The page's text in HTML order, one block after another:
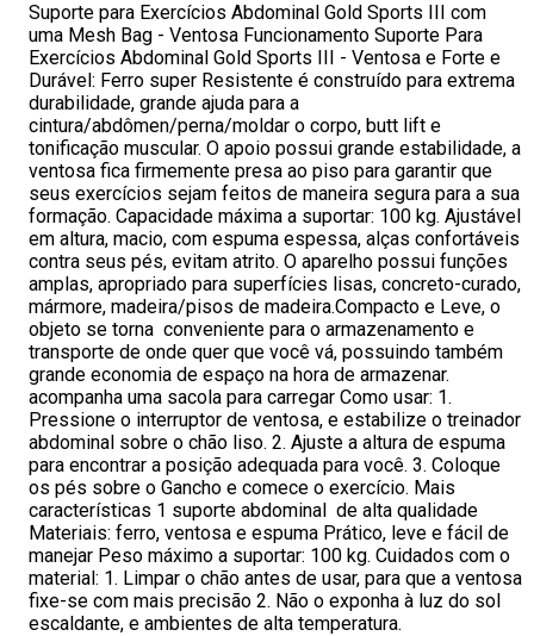
Suporte para Exercícios Abdominal Gold Sports III com
uma Mesh Bag - Ventosa Funcionamento Suporte Para
Exercícios Abdominal Gold Sports III - Ventosa e Forte e
Durável: Ferro super Resistente é construído para extrema
durabilidade, grande ajuda para a
cintura/abdômen/perna/moldar o corpo, butt lift e
tonificação muscular. O apoio possui grande estabilidade, a
ventosa fica firmemente presa ao piso para garantir que
seus exercícios sejam feitos de maneira segura para a sua
formação. Capacidade máxima a suportar: 100 kg. Ajustável
em altura, macio, com espuma espessa, alças confortáveis
contra seus pés, evitam atrito. O aparelho possui funções
amplas, apropriado para superfícies lisas, concreto-curado,
mármore, madeira/pisos de madeira.Compacto e Leve, o
objeto se torna conveniente para o armazenamento e
transporte de onde quer que você vá, possuindo também
grande economia de espaço na hora de armazenar.
acompanha uma sacola para carregar Como usar: 1.
Pressione o interruptor de ventosa, e estabilize o treinador
abdominal sobre o chão liso. 2. Ajuste a altura de espuma
para encontrar a posição adequada para você. 3. Coloque
os pés sobre o Gancho e comece o exercício. Mais
características 1 suporte abdominal de alta qualidade
Materiais: ferro, ventosa e espuma Prático, leve e fácil de
manejar Peso máximo a suportar: 100 kg. Cuidados com o
material: 1. Limpar o chão antes de usar, para que a ventosa
fixe-se com mais precisão 2. Não o exponha à luz do sol
escaldante, e ambientes de alta temperatura.